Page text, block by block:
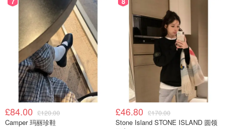
£84.00 £120.00
Camper 玛丽珍鞋
£46.80 £170.00
Stone Island STONE ISLAND 圆领